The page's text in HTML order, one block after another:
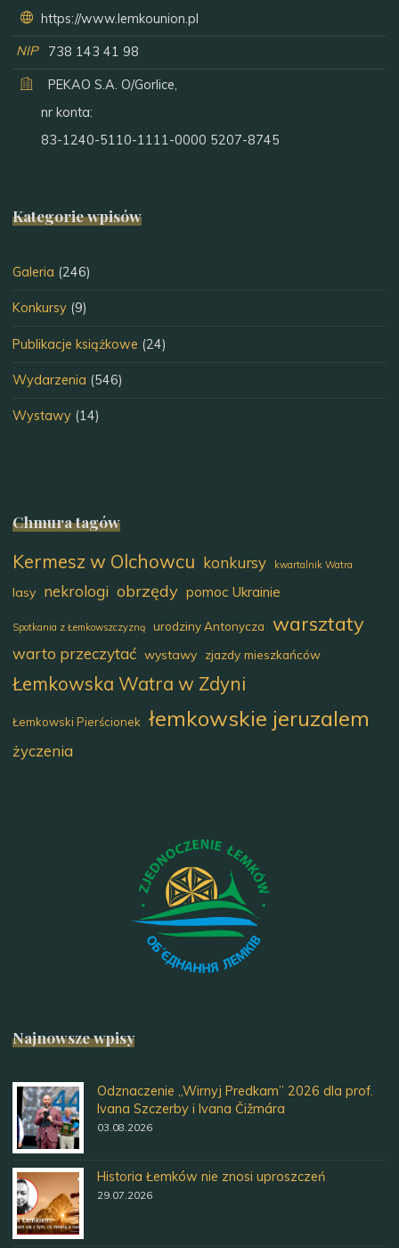
https://www.lemkounion.pl
NIP
738 143 41 98
PEKAO S.A. O/Gorlice,
nr konta:
83-1240-5110-1111-0000 5207-8745
Kategorie wpisów
Galeria (246)
Konkursy (9)
Publikacje książkowe (24)
Wydarzenia (546)
Wystawy (14)
Chmura tagów
Kermesz w Olchowcu konkursy kwartalnik Watra
lasy nekrologi obrzędy pomoc Ukrainie
Spotkania z Łemkowszczyzną urodziny Antonycza warsztaty
warto przeczytać wystawy zjazdy mieszkańców
Łemkowska Watra w Zdyni
Łemkowski Pierścionek łemkowskie jeruzalem
życzenia
Najnowsze wpisy
Odznaczenie „Wirnyj Predkam” 2026 dla prof.
Ivana Szczerby i Ivana Čižmára
03.08.2026
Historia Łemków nie znosi uproszczeń
29.07.2026